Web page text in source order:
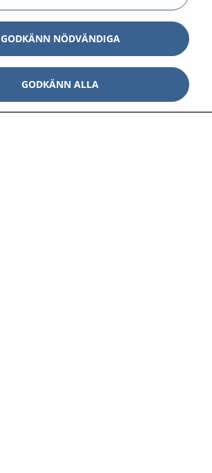
GODKÄNN NÖDVÄNDIGA
GODKÄNN ALLA